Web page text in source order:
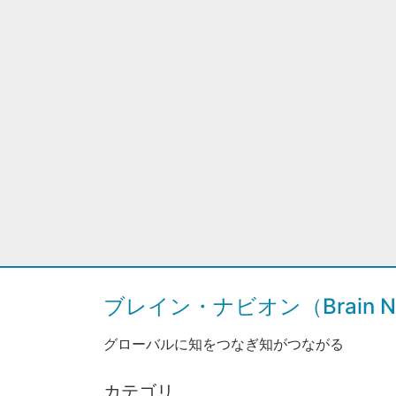
ブレイン・ナビオン（Brain
グローバルに知をつなぎ知がつながる
カテゴリ